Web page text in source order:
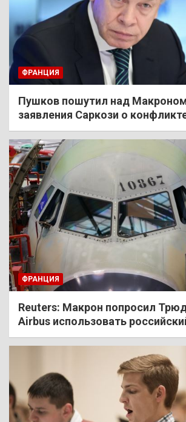
ФРАНЦИЯ
Пушков пошутил над
заявления Саркози о
ФРАНЦИЯ
Reuters: Макрон попросил
Airbus использовать